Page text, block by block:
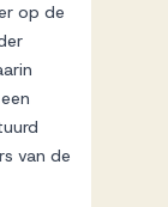
op de
van de